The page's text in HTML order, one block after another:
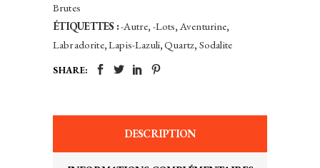
Naturels
quantity
Brutes
ÉTIQUETTES :-Autre, -Lots, Aventurine,
Labradorite,Lapis-Lazuli,Quartz, Sodalite
SHARE:
DESCRIPTION